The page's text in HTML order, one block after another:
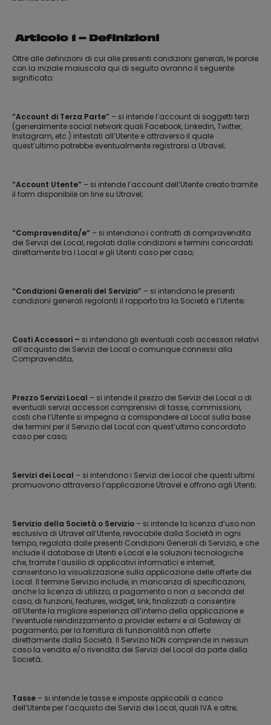
Articolo 1 – Definizioni
Oltre alle definizioni di cui alle presenti condizioni generali, le parole
con la iniziale maiuscola qui di seguito avranno il seguente
significato:
“Account di Terza Parte” – si intende l’account di soggetti terzi
(generalmente social network quali Facebook, Linkedin, Twitter,
Instagram, etc.) intestati all’Utente e attraverso il quale
quest’ultimo potrebbe eventualmente registrarsi a Utravel;
“Account Utente” – si intende l’account dell’Utente creato tramite
il form disponibile on line su Utravel;
“Compravendita/e” – si intendono i contratti di compravendita
dei Servizi dei Local, regolati dalle condizioni e termini concordati
direttamente tra i Local e gli Utenti caso per caso;
“Condizioni Generali del Servizio” – si intendono le presenti
condizioni generali regolanti il rapporto tra la Società e l’Utente;
Costi Accessori – si intendono gli eventuali costi accessori relativi
all’acquisto dei Servizi dei Local o comunque connessi alla
Compravendita;
Prezzo Servizi Local – si intende il prezzo dei Servizi dei Local o di
eventuali servizi accessori comprensivi di tasse, commissioni,
costi che l’Utente si impegna a corrispondere al Local sulla base
dei termini per il Servizio del Local con quest’ultimo concordato
caso per caso;
Servizi dei Local – si intendono i Servizi dei Local che questi ultimi
promuovono attraverso l’applicazione Utravel e offrono agli Utenti;
Servizio della Società o Servizio – si intende la licenza d’uso non
esclusiva di Utravel all’Utente, revocabile dalla Società in ogni
tempo, regolata dalle presenti Condizioni Generali di Servizio, e che
include il database di Utenti e Local e le soluzioni tecnologiche
che, tramite l’ausilio di applicativi informatici e internet,
consentono la visualizzazione sulla applicazione delle offerte dei
Local. Il termine Servizio include, in mancanza di specificazioni,
anche la licenza di utilizzo, a pagamento o non a seconda del
caso, di funzioni, features, widget, link, finalizzati a consentire
all’Utente la migliore esperienza all’interno della applicazione e
l’eventuale reindirizzamento a provider esterni e al Gateway di
pagamento, per la fornitura di funzionalità non offerte
direttamente dalla Società. Il Servizio NON comprende in nessun
caso la vendita e/o rivendita dei Servizi del Local da parte della
Società;
Tasse – si intende le tasse e imposte applicabili a carico
dell’Utente per l’acquisto dei Servizi dei Local, quali IVA e altre;